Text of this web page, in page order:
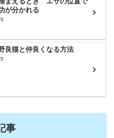
が分かれる
良猫と仲良くなる方法
事